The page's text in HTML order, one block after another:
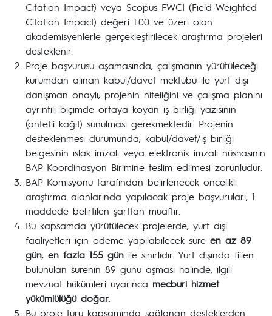
Citation Impact) veya Scopus FWCI (Field-Weighted
Citation Impact) değeri 1.00 ve üzeri olan
akademisyenlerle gerçekleştirilecek araştırma projeleri
desteklenir.
Proje başvurusu aşamasında, çalışmanın yürütüleceği
kurumdan alınan kabul/davet mektubu ile yurt dışı
danışman onaylı, projenin niteliğini ve çalışma planını
ayrıntılı biçimde ortaya koyan iş birliği yazısının
(antetli kağıt) sunulması gerekmektedir. Projenin
desteklenmesi durumunda, kabul/davet/iş birliği
belgesinin ıslak imzalı veya elektronik imzalı nüshasının
BAP Koordinasyon Birimine teslim edilmesi zorunludur.
BAP Komisyonu tarafından belirlenecek öncelikli
araştırma alanlarında yapılacak proje başvuruları, 1.
maddede belirtilen şarttan muaftır.
Bu kapsamda yürütülecek projelerde, yurt dışı
faaliyetleri için ödeme yapılabilecek süre en az 89
gün, en fazla 155 gün ile sınırlıdır. Yurt dışında fiilen
bulunulan sürenin 89 günü aşması halinde, ilgili
mevzuat hükümleri uyarınca mecburi hizmet
yükümlülüğü doğar.
Bu proje türü kapsamında sağlanan desteklerden